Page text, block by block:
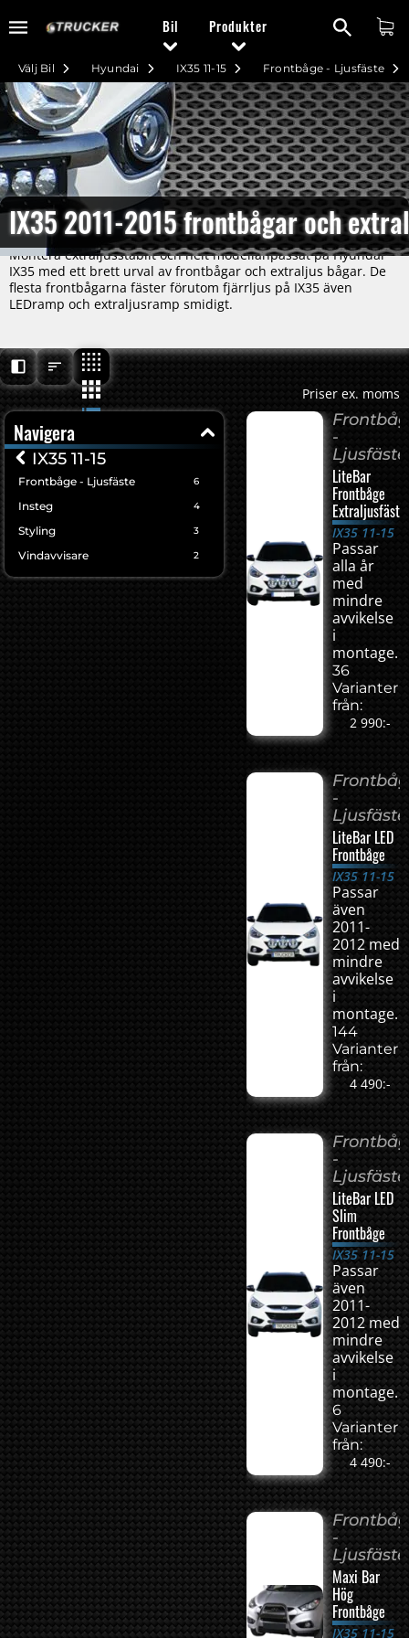
Bil Produkter
Frontbåge - Ljusfäste
IX35 11-15
Hyundai
Välj Bil
IX35 2011-2015 frontbågar och
Montera extraljusstabilt och helt modellanpassat på Hyundai
IX35 med ett brett urval av frontbågar och extraljus bågar. De
flesta frontbågarna fäster förutom fjärrljus på IX35 även
LEDramp och extraljusramp smidigt.
Priser ex. moms
Navigera
IX35 11-15
Frontbåge - Ljusfäste 6
Insteg 4
Styling 3
Vindavvisare 2
-
Ljusfäste
LiteBar
Frontbåge
Extraljusfäste
IX35 11-15
Passar
alla år
med
mindre
avvikelse
i
montage.
36
Varianter
från:
2 990:-
-
Ljusfäste
LiteBar LED
Frontbåge
IX35 11-15
Passar
även
2011-
2012 med
mindre
avvikelse
i
montage.
144
Varianter
från:
4 490:-
-
Ljusfäste
LiteBar LED
Slim
Frontbåge
IX35 11-15
Passar
även
2011-
2012 med
mindre
avvikelse
i
montage.
6
Varianter
från:
4 490:-
-
Ljusfäste
Maxi Bar
Hög
Frontbåge
IX35 11-15